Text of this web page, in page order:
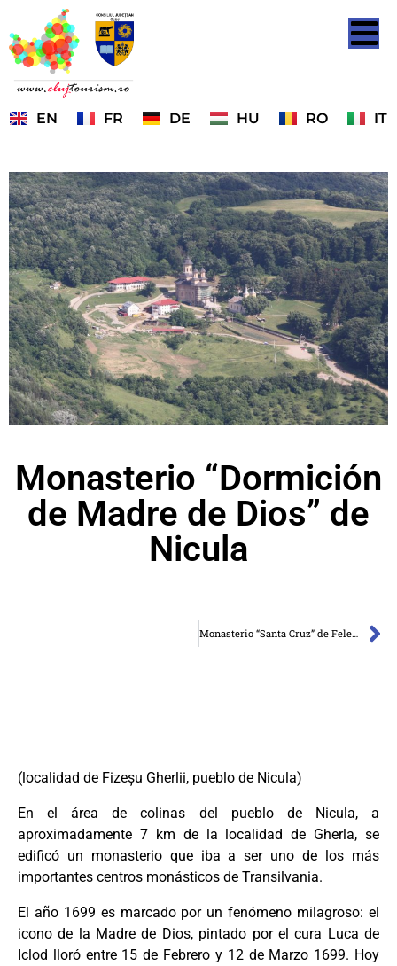
EN FR DE HU RO IT
Monasterio “Dormición
de Madre de Dios” de
Nicula
Monasterio “Santa Cruz” de Feleacu
(localidad de Fizeșu Gherlii, pueblo de Nicula)
En el área de colinas del pueblo de Nicula, a
aproximadamente 7 km de la localidad de Gherla, se
edificó un monasterio que iba a ser uno de los más
importantes centros monásticos de Transilvania.
El año 1699 es marcado por un fenómeno milagroso: el
icono de la Madre de Dios, pintado por el cura Luca de
Iclod lloró entre 15 de Febrero y 12 de Marzo 1699. Hoy